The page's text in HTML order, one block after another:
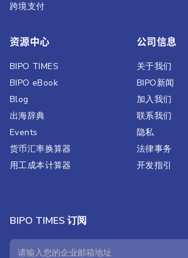
跨境支付
资源中心
BIPO TIMES
BIPO eBook
Blog
出海辞典
Events
货币汇率换算器
用工成本计算器
公司信息
关于我们
BIPO新闻​
加入我们
联系我们
隐私
法律事务
开发指引
BIPO TIMES 订阅